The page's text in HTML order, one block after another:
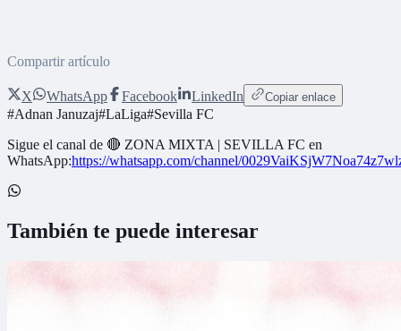
Compartir artículo
X WhatsApp Facebook LinkedIn Copiar enlace
#Adnan Januzaj#LaLiga#Sevilla FC
Sigue el canal de 🔴 ZONA MIXTA | SEVILLA FC en
WhatsApp:https://whatsapp.com/channel/
También te puede interesar